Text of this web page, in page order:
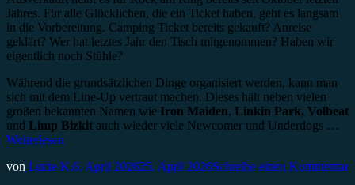
Jahres. Für alle Glücklichen, die ein Ticket haben, geht es langsam
in die Vorbereitung. Camping Ticket bereits gekauft? Anreise
geklärt? Wer hat letztes Jahr den Tisch mitgenommen? Haben wir
eigentlich noch Stühle?
Während die grundsätzlichen Dinge organisiert werden, kann man
sich mit dem Line-Up vertraut machen. Dieses hält neben vielen
großen bekannten Namen wie Iron Maiden, Linkin Park, Volbeat
und Limp Bizkit auch wieder viele Newcomer und Underdogs …
Weiterlesen
von Lucie K.6. April 202625. April 2026Schreibe einen Kommentar